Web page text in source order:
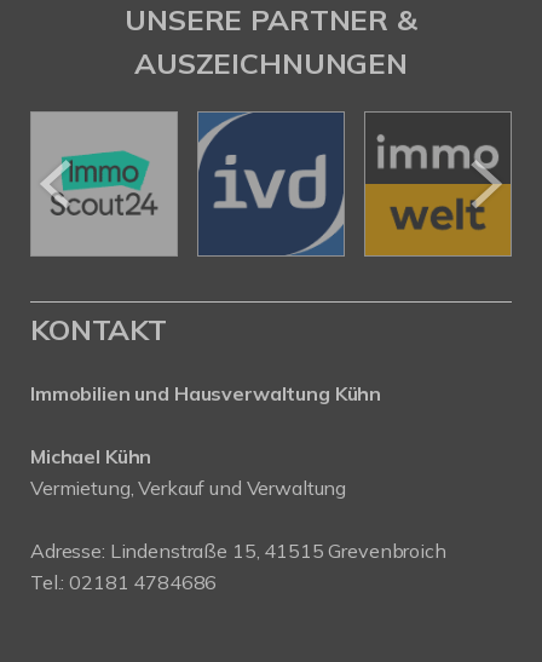
UNSERE PARTNER &
AUSZEICHNUNGEN
KONTAKT
Immobilien und Hausverwaltung Kühn
Michael Kühn
Vermietung, Verkauf und Verwaltung
Adresse: Lindenstraße 15, 41515 Grevenbroich
Tel.: 02181 4784686